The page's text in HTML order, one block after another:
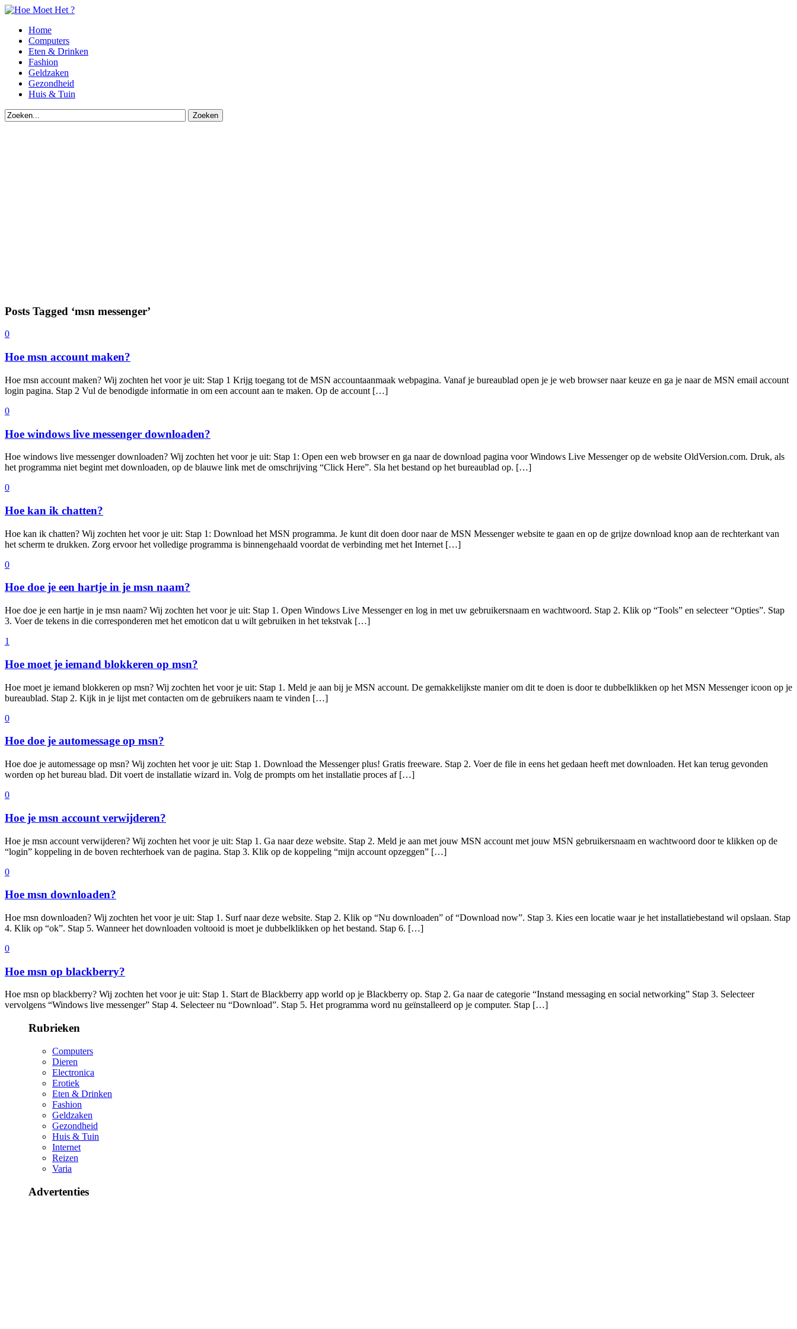
Home
Computers
Eten & Drinken
Fashion
Geldzaken
Gezondheid
Huis & Tuin
Posts Tagged ‘msn messenger’
0
Hoe msn account maken?
Hoe msn account maken? Wij zochten het voor je uit: Stap 1 Krijg toegang tot de MSN accountaanmaak webpagina. Vanaf je bureaublad open je je web browser naar keuze en ga je naar de MSN email account
login pagina. Stap 2 Vul de benodigde informatie in om een account aan te maken. Op de account […]
0
Hoe windows live messenger downloaden?
Hoe windows live messenger downloaden? Wij zochten het voor je uit: Stap 1: Open een web browser en ga naar de download pagina voor Windows Live Messenger op de website OldVersion.com. Druk, als
het programma niet begint met downloaden, op de blauwe link met de omschrijving “Click Here”. Sla het bestand op het bureaublad op. […]
0
Hoe kan ik chatten?
Hoe kan ik chatten? Wij zochten het voor je uit: Stap 1: Download het MSN programma. Je kunt dit doen door naar de MSN Messenger website te gaan en op de grijze download knop aan de rechterkant van
het scherm te drukken. Zorg ervoor het volledige programma is binnengehaald voordat de verbinding met het Internet […]
0
Hoe doe je een hartje in je msn naam?
Hoe doe je een hartje in je msn naam? Wij zochten het voor je uit: Stap 1. Open Windows Live Messenger en log in met uw gebruikersnaam en wachtwoord. Stap 2. Klik op “Tools” en selecteer “Opties”. Stap
3. Voer de tekens in die corresponderen met het emoticon dat u wilt gebruiken in het tekstvak […]
1
Hoe moet je iemand blokkeren op msn?
Hoe moet je iemand blokkeren op msn? Wij zochten het voor je uit: Stap 1. Meld je aan bij je MSN account. De gemakkelijkste manier om dit te doen is door te dubbelklikken op het MSN Messenger icoon op je
bureaublad. Stap 2. Kijk in je lijst met contacten om de gebruikers naam te vinden […]
0
Hoe doe je automessage op msn?
Hoe doe je automessage op msn? Wij zochten het voor je uit: Stap 1. Download the Messenger plus! Gratis freeware. Stap 2. Voer de file in eens het gedaan heeft met downloaden. Het kan terug gevonden
worden op het bureau blad. Dit voert de installatie wizard in. Volg de prompts om het installatie proces af […]
0
Hoe je msn account verwijderen?
Hoe je msn account verwijderen? Wij zochten het voor je uit: Stap 1. Ga naar deze website. Stap 2. Meld je aan met jouw MSN account met jouw MSN gebruikersnaam en wachtwoord door te klikken op de
“login” koppeling in de boven rechterhoek van de pagina. Stap 3. Klik op de koppeling “mijn account opzeggen” […]
0
Hoe msn downloaden?
Hoe msn downloaden? Wij zochten het voor je uit: Stap 1. Surf naar deze website. Stap 2. Klik op “Nu downloaden” of “Download now”. Stap 3. Kies een locatie waar je het installatiebestand wil opslaan. Stap
4. Klik op “ok”. Stap 5. Wanneer het downloaden voltooid is moet je dubbelklikken op het bestand. Stap 6. […]
0
Hoe msn op blackberry?
Hoe msn op blackberry? Wij zochten het voor je uit: Stap 1. Start de Blackberry app world op je Blackberry op. Stap 2. Ga naar de categorie “Instand messaging en social networking” Stap 3. Selecteer
vervolgens “Windows live messenger” Stap 4. Selecteer nu “Download”. Stap 5. Het programma word nu geïnstalleerd op je computer. Stap […]
Rubrieken
Computers
Dieren
Electronica
Erotiek
Eten & Drinken
Fashion
Geldzaken
Gezondheid
Huis & Tuin
Internet
Reizen
Varia
Advertenties